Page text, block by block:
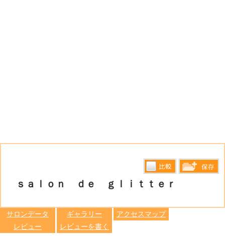
ｓａｌｏｎ ｄｅ ｇｌｉｔｔｅｒ
比較す
サロンデータ ギャラリー
アクセスマップ
レビュー
レビューを書く